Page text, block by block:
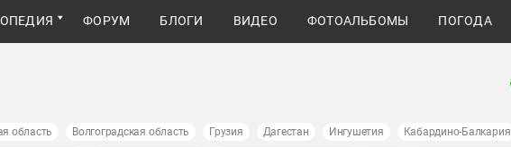
ФОРУМ БЛОГИ ВИДЕО ФОТОАЛЬБОМЫ ПОГОДА
область Волгоградская область Грузия Дагестан Ингушетия Кабардино-Балкария